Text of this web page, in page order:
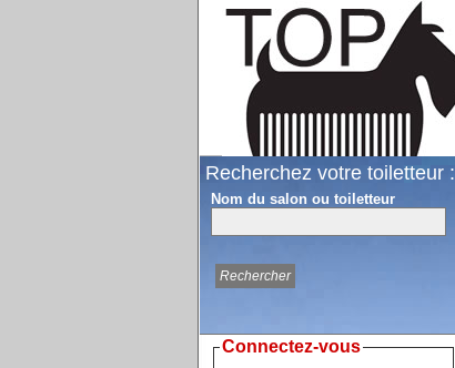
Recherchez votre toiletteur :
Nom du salon ou toiletteur
Connectez-vous